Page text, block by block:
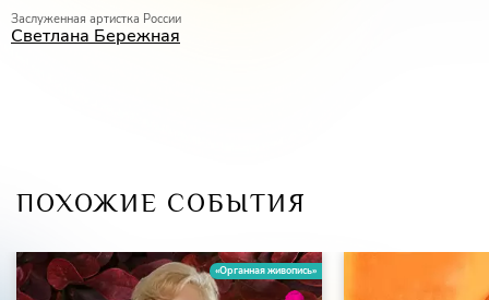
Заслуженная артистка России
Светлана Бережная
ПОХОЖИЕ СОБЫТИЯ
«Органная живопись»